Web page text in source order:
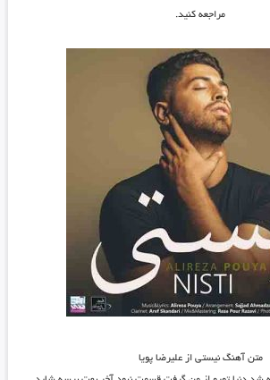
مراجعه کنید.
متن آهنگ نیستی از علیرضا پویا